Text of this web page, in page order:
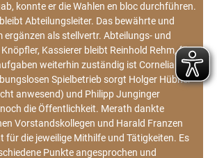
konnte er die Wahlen en bloc durchführen.
Abteilungsleiter. Das bewährte und
ergänzen als stellvertr. Abteilungs- und
Kassierer bleibt Reinhold Rehm, für
weiterhin zuständig ist Cornelia
Spielbetrieb sorgt Holger Hübner
anwesend) und Philipp Junginger
die Öffentlichkeit. Merath dankte
Vorstandskollegen und Harald Franzen
für die jeweilige Mithilfe und Tätigkeiten. Es
Punkte angesprochen und